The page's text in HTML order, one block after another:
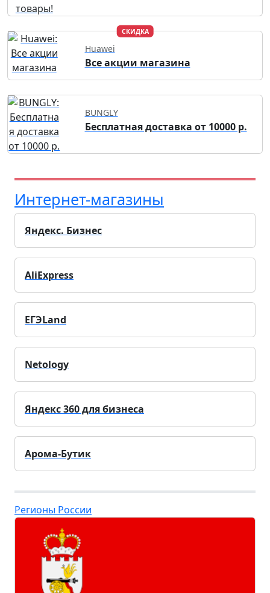
СКИДКА
Huawei
Все акции магазина
BUNGLY
Бесплатная доставка от 10000 р.
Интернет-магазины
Яндекс. Бизнес
AliExpress
ЕГЭLand
Netology
Яндекс 360 для бизнеса
Арома-Бутик
Регионы России